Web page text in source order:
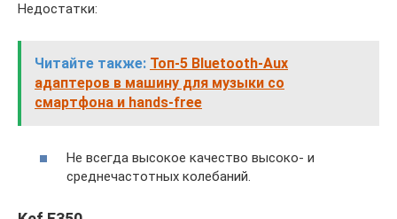
Недостатки:
Читайте также: Топ-5 Bluetooth-Aux
адаптеров в машину для музыки со
смартфона и hands-free
Не всегда высокое качество высоко- и
среднечастотных колебаний.